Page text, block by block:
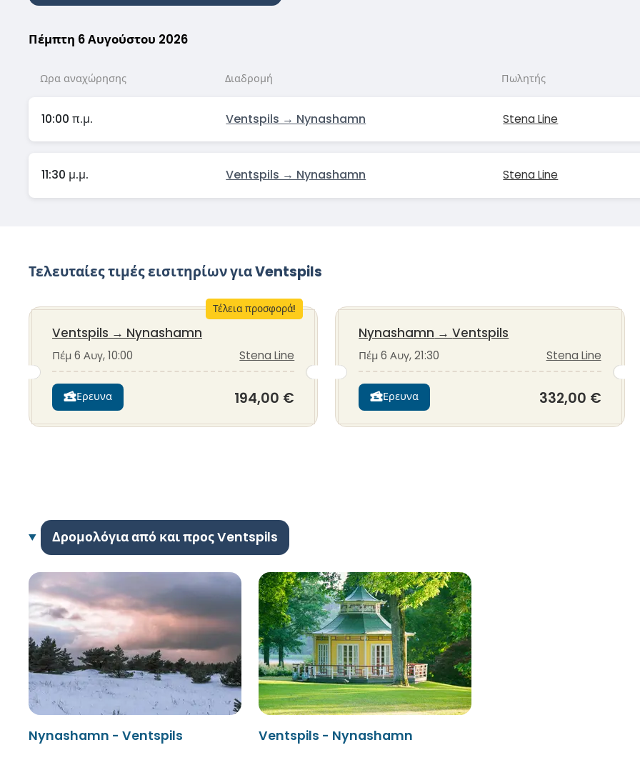
Πέμπτη 6 Αυγούστου 2026
Ωρα αναχώρησης Διαδρομή Πωλητής
10:00 π.μ. Ventspils → Nynashamn Stena Line
11:30 μ.μ. Ventspils → Nynashamn Stena Line
Τελευταίες τιμές εισιτηρίων για Ventspils
Τέλεια προσφορά!
Ventspils → Nynashamn
Πέμ 6 Αυγ, 10:00 Stena Line
Ερευνα 194,00 €
Nynashamn →Ventspils
Πέμ 6 Αυγ, 21:30 Stena Line
Ερευνα 332,00 €
Δρομολόγια από και προς Ventspils
Nynashamn - Ventspils Ventspils - Nynashamn